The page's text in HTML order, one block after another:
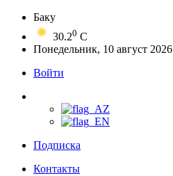
Баку
30.20 C
Понедельник, 10 август 2026
Войти
Подписка
Контакты